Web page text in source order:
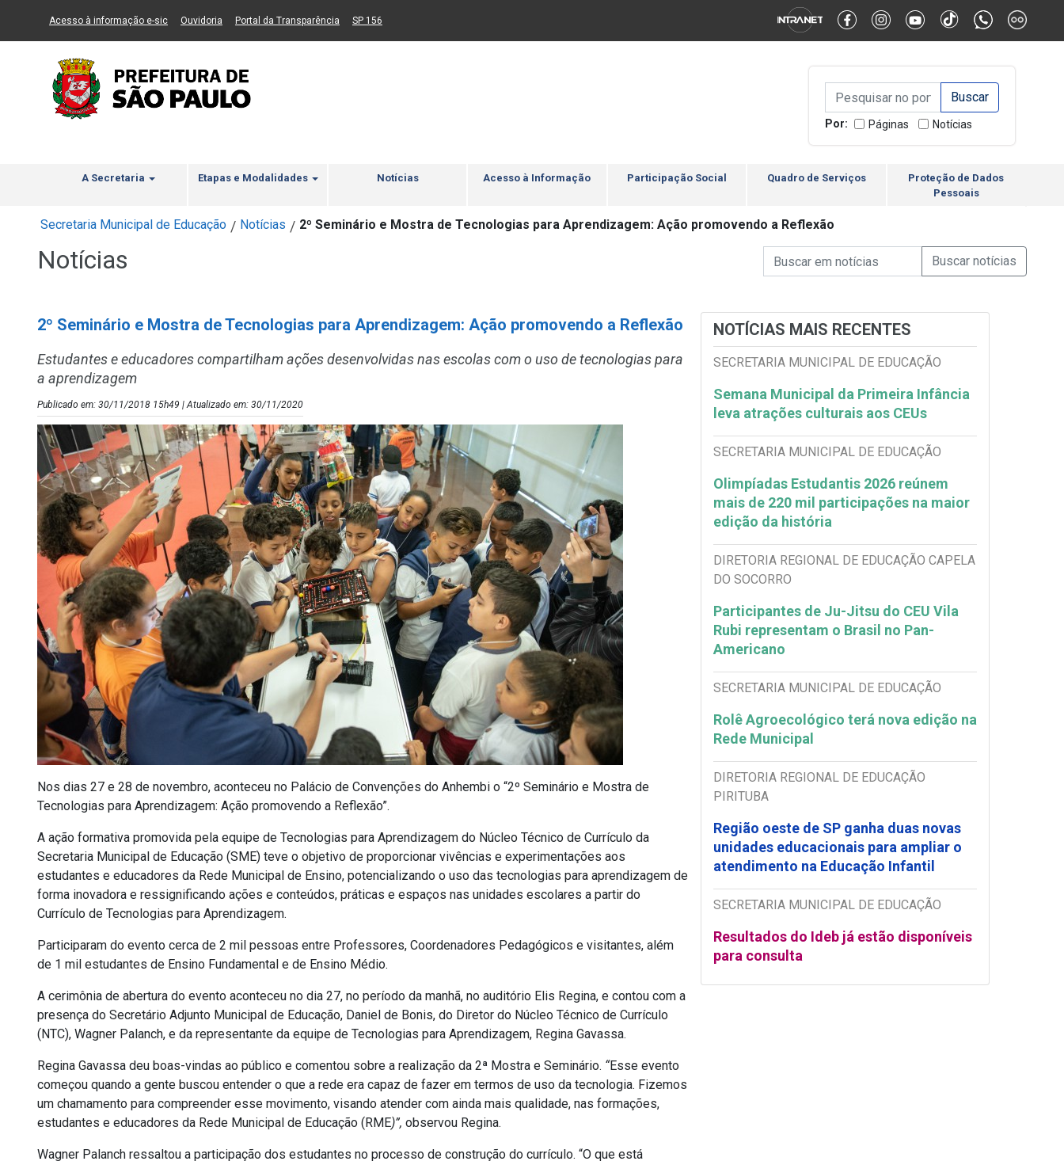
Ir ao Conteúdo Ir para menu principal 2 Ir para busca Ir para rodapé Alternar Alto Contraste Alternar Tamanho da Fonte
Acesso à informação e-sic(Link para um novo sítio)
Ouvidoria (Link para um novo sítio)
Portal da Transparência (Link para um novo sítio)
SP 156
Campo de Busca de
Campo de Busca de informaçõesEnviar a Busca
Por: Páginas Notícias
A Secretaria Etapas e Modalidades Notícias Acesso à Informação Participação Social Quadro de Serviços
Proteção de Dados
Pessoais
Secretaria Municipal de Educação / Notícias / 2º Seminário e Mostra de Tecnologias para Aprendizagem: Ação promovendo a Reflexão
Notícias Campo de Busca de Notícias
Campo de Busca de informaçõesEnviar a Busca de
2º Seminário e Mostra de Tecnologias para Aprendizagem: Ação promovendo a Reflexão
Estudantes e educadores compartilham ações desenvolvidas nas escolas com o uso de tecnologias para
a aprendizagem
Publicado em: 30/11/2018 15h49 | Atualizado em: 30/11/2020
Nos dias 27 e 28 de novembro, aconteceu no Palácio de Convenções do Anhembi o “2º Seminário e Mostra de
Tecnologias para Aprendizagem: Ação promovendo a Reflexão”.
A ação formativa promovida pela equipe de Tecnologias para Aprendizagem do Núcleo Técnico de Currículo da
Secretaria Municipal de Educação (SME) teve o objetivo de proporcionar vivências e experimentações aos
estudantes e educadores da Rede Municipal de Ensino, potencializando o uso das tecnologias para aprendizagem de
forma inovadora e ressignificando ações e conteúdos, práticas e espaços nas unidades escolares a partir do
Currículo de Tecnologias para Aprendizagem.
Participaram do evento cerca de 2 mil pessoas entre Professores, Coordenadores Pedagógicos e visitantes, além
de 1 mil estudantes de Ensino Fundamental e de Ensino Médio.
A cerimônia de abertura do evento aconteceu no dia 27, no período da manhã, no auditório Elis Regina, e contou com a
presença do Secretário Adjunto Municipal de Educação, Daniel de Bonis, do Diretor do Núcleo Técnico de Currículo
(NTC), Wagner Palanch, e da representante da equipe de Tecnologias para Aprendizagem, Regina Gavassa.
Regina Gavassa deu boas-vindas ao público e comentou sobre a realização da 2ª Mostra e Seminário. “Esse evento
começou quando a gente buscou entender o que a rede era capaz de fazer em termos de uso da tecnologia. Fizemos
um chamamento para compreender esse movimento, visando atender com ainda mais qualidade, nas formações,
estudantes e educadores da Rede Municipal de Educação (RME)”, observou Regina.
Wagner Palanch ressaltou a participação dos estudantes no processo de construção do currículo. “O que está
NOTÍCIAS MAIS RECENTES
SECRETARIA MUNICIPAL DE EDUCAÇÃO
Semana Municipal da Primeira Infância
leva atrações culturais aos CEUs
SECRETARIA MUNICIPAL DE EDUCAÇÃO
Olimpíadas Estudantis 2026 reúnem
mais de 220 mil participações na maior
edição da história
DIRETORIA REGIONAL DE EDUCAÇÃO CAPELA
DO SOCORRO
Participantes de Ju-Jitsu do CEU Vila
Rubi representam o Brasil no Pan-
Americano
SECRETARIA MUNICIPAL DE EDUCAÇÃO
Rolê Agroecológico terá nova edição na
Rede Municipal
DIRETORIA REGIONAL DE EDUCAÇÃO
PIRITUBA
Região oeste de SP ganha duas novas
unidades educacionais para ampliar o
atendimento na Educação Infantil
SECRETARIA MUNICIPAL DE EDUCAÇÃO
Resultados do Ideb já estão disponíveis
para consulta